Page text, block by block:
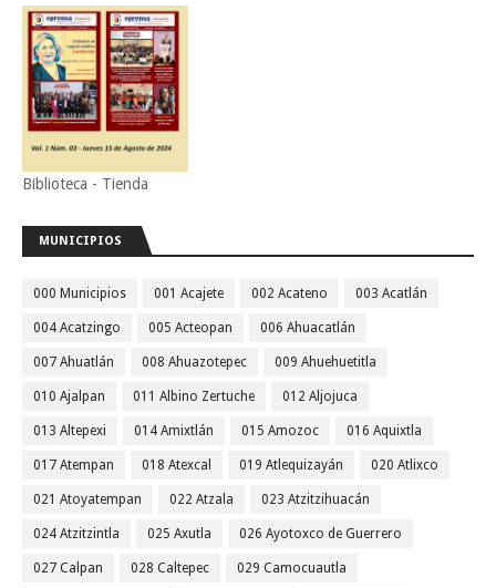
Biblioteca - Tienda
MUNICIPIOS
000 Municipios 001 Acajete 002 Acateno 003 Acatlán
004 Acatzingo 005 Acteopan 006 Ahuacatlán
007 Ahuatlán 008 Ahuazotepec 009 Ahuehuetitla
010 Ajalpan 011 Albino Zertuche 012 Aljojuca
013 Altepexi 014 Amixtlán 015 Amozoc 016 Aquixtla
017 Atempan 018 Atexcal 019 Atlequizayán 020 Atlixco
021 Atoyatempan 022 Atzala 023 Atzitzihuacán
024 Atzitzintla 025 Axutla 026 Ayotoxco de Guerrero
027 Calpan 028 Caltepec 029 Camocuautla